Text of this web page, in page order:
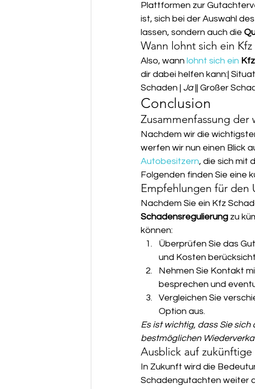
Plattformen zur
ist, sich bei der Auswahl
lassen, sondern auch die
Wann lohnt sich ein
Also, wann lohnt sich ein
dir dabei helfen kann:|
Schaden | Ja || Großer
Conclusion
Zusammenfassung der
Nachdem wir die
werfen wir nun einen Blick
Autobesitzern, die sich mit
Folgenden finden Sie eine
Empfehlungen für den
Nachdem Sie ein Kfz
Schadensregulierung zu
können:
Überprüfen Sie das
und Kosten
Nehmen Sie Kontakt
besprechen und
Vergleichen Sie
Option aus.
Es ist wichtig, dass Sie
bestmöglichen
Ausblick auf
In Zukunft wird die
Schadengutachten weiter